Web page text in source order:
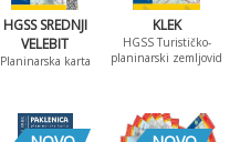
HGSS SREDNJI
VELEBIT
Planinarska karta
KLEK
HGSS Turističko-
planinarski zemljovid